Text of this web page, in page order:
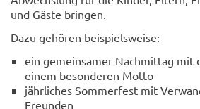
und Gäste bringen.
Dazu gehören beispielsweise:
ein gemeinsamer Nachmittag mit
einem besonderen Motto
jährliches Sommerfest mit
Freunden